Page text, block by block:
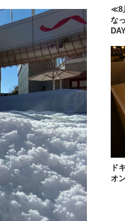
≪8
な
ド
オ